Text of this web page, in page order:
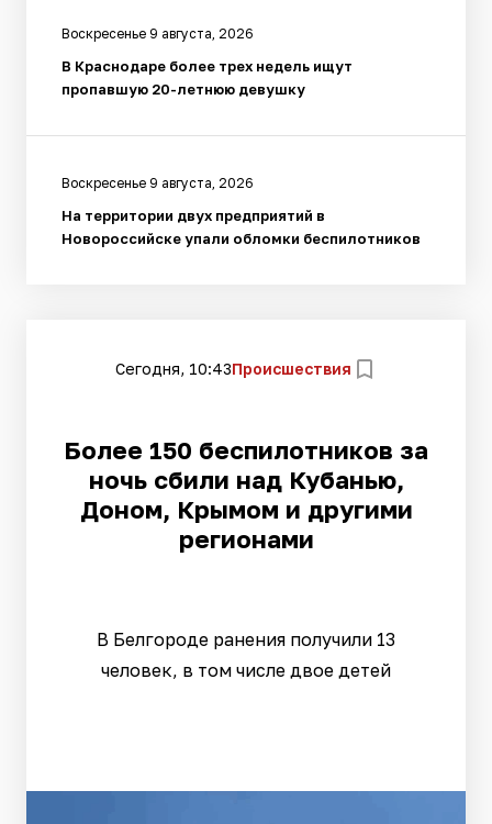
Воскресенье 9 августа, 2026
В Краснодаре более трех недель ищут
пропавшую 20-летнюю девушку
Воскресенье 9 августа, 2026
На территории двух предприятий в
Новороссийске упали обломки беспилотников
Сегодня, 10:43Происшествия
Более 150 беспилотников за
ночь сбили над Кубанью,
Доном, Крымом и другими
регионами
В Белгороде ранения получили 13
человек, в том числе двое детей